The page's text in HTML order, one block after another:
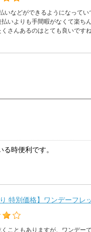
いなどができるようになって
いよりも手間暇がなくて楽ち
さんあるのはとても良いです
時便利です。
り 特別価格】ワンデーフ
こともありますが、ワンデー